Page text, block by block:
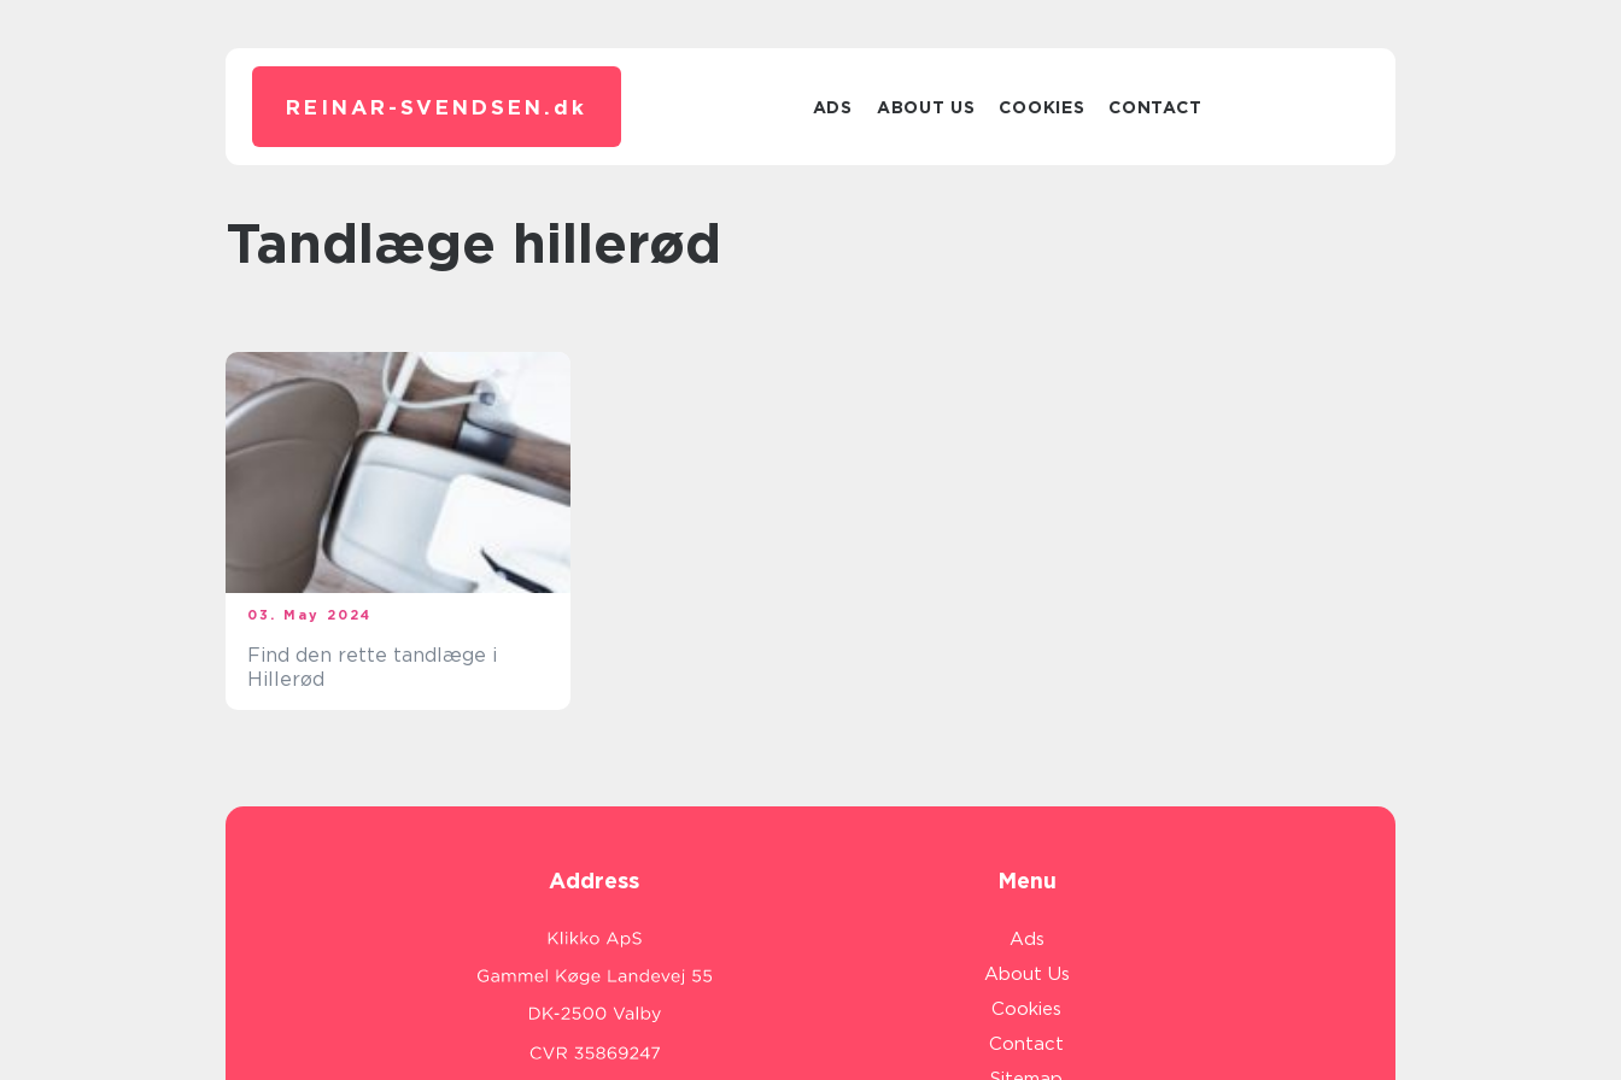
REINAR-SVENDSEN. dk ADS ABOUT US COOKIES CONTACT
tandlæge hillerød
03. May 2024
Find den rette tandlæge i
Hillerød
Address Menu
Ads
About Us
Cookies
Contact